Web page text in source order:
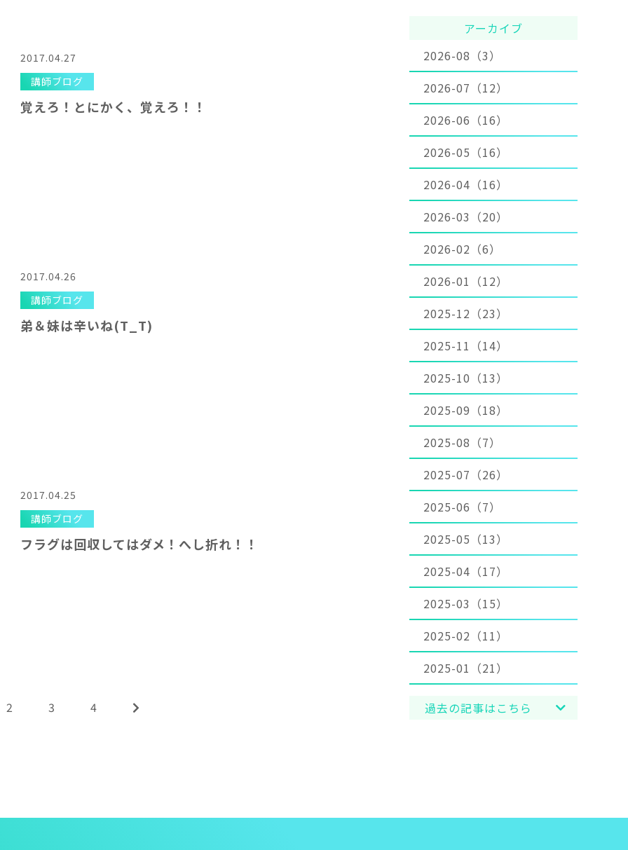
2017.04.27
講師ブログ
覚えろ！とにかく、覚えろ！！
2017.04.26
講師ブログ
弟＆妹は辛いね(T_T)
2017.04.25
講師ブログ
フラグは回収してはダメ！へし折れ！！
2 3 4
アーカイブ
2026-08（3）
2026-07（12）
2026-06（16）
2026-05（16）
2026-04（16）
2026-03（20）
2026-02（6）
2026-01（12）
2025-12（23）
2025-11（14）
2025-10（13）
2025-09（18）
2025-08（7）
2025-07（26）
2025-06（7）
2025-05（13）
2025-04（17）
2025-03（15）
2025-02（11）
2025-01（21）
過去の記事はこちら